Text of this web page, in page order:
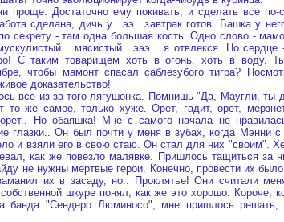
Достаточно ему покивать, и сделать все по-
сделана, дичь у.. ээ.. завтрак готов. Башка у
секрету - там одна большая кость. Одно слово -
мясистый.. эээ... я отвлекся. Но сердце
С таким товарищем хоть в огонь, хоть в воду. Ты
чтобы мамонт спасал саблезубого тигра?
доказательство!
все из-за того лягушонка. Помнишь "Да, Маугли, ты
то же самое, только хуже. Орет, гадит, орет,
Но обаяшка! Мне с самого начала не
глазки.. Он был почти у меня в зубах, когда Мэнни
и взяли его в свою стаю. Он стал для них "своим".
как же повезло малявке. Пришлось тащиться за
не нужны мертвые герои. Конечно, провести их
их в засаду, но.. Проклятье! Они считали
шкуре понял, как же это хорошо. Короче,
банда "Сендеро Люминосо", мне пришлось